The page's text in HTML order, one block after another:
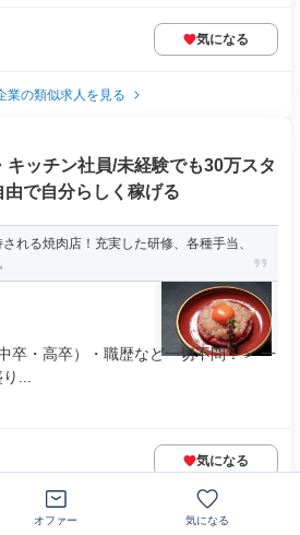
気になる
業の類似求人を見る
キッチン社員/未経験でも30万スタ
で自分らしく稼げる
れる焼肉店！充実した研修、各種手当、
卒・高卒）・職歴など一切不問！＞ 一
...
気になる
オファー 気になる